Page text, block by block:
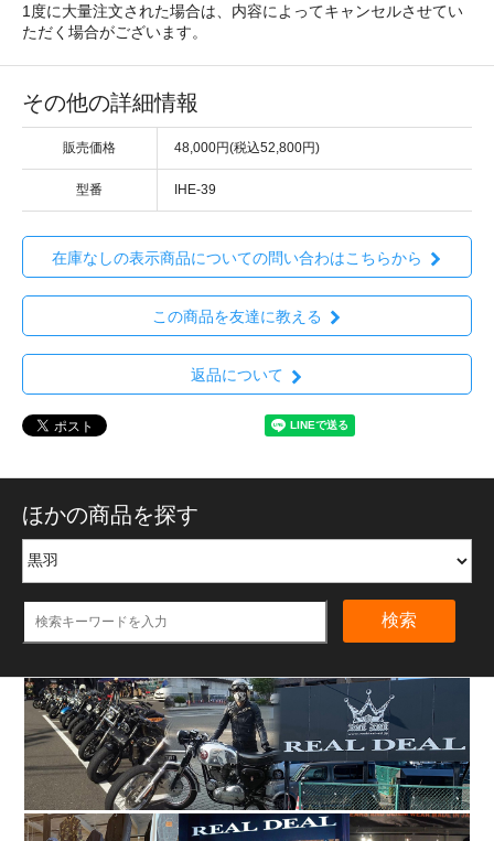
1度に大量注文された場合は、内容によってキャンセルさせてい
ただく場合がございます。
その他の詳細情報
販売価格 48,000円(税込52,800円)
型番 IHE-39
在庫なしの表示商品についての問い合わはこちらから
この商品を友達に教える
返品について
ほかの商品を探す
検索